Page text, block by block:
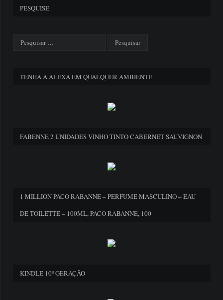
PESQUISE
TENHA A ALEXA EM QUALQUER AMBIENTE
FABENNE 2 UNIDADES VINHO TINTO CABERNET SAUVIGNON
1 MILLION PACO RABANNE – PERFUME MASCULINO – EAU
DE TOILETTE – 100ML, PACO RABANNE, 100
KINDLE 10º GERAÇÃO